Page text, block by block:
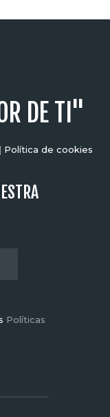
DE TI"
| Política de cookies
Políticas